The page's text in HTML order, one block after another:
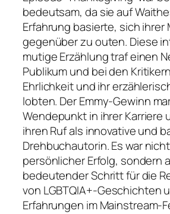
bedeutsam, da sie auf
Erfahrung basierte, sich ihrer
gegenüber zu outen. Diese
mutige Erzählung traf einen
Publikum und bei den
Ehrlichkeit und ihr
lobten. Der Emmy-Gewinn
Wendepunkt in ihrer Karriere
ihren Ruf als innovative und
Drehbuchautorin. Es war
persönlicher Erfolg, sondern
bedeutender Schritt für die
von LGBTQIA+-Geschichten
Erfahrungen im Mainstream-